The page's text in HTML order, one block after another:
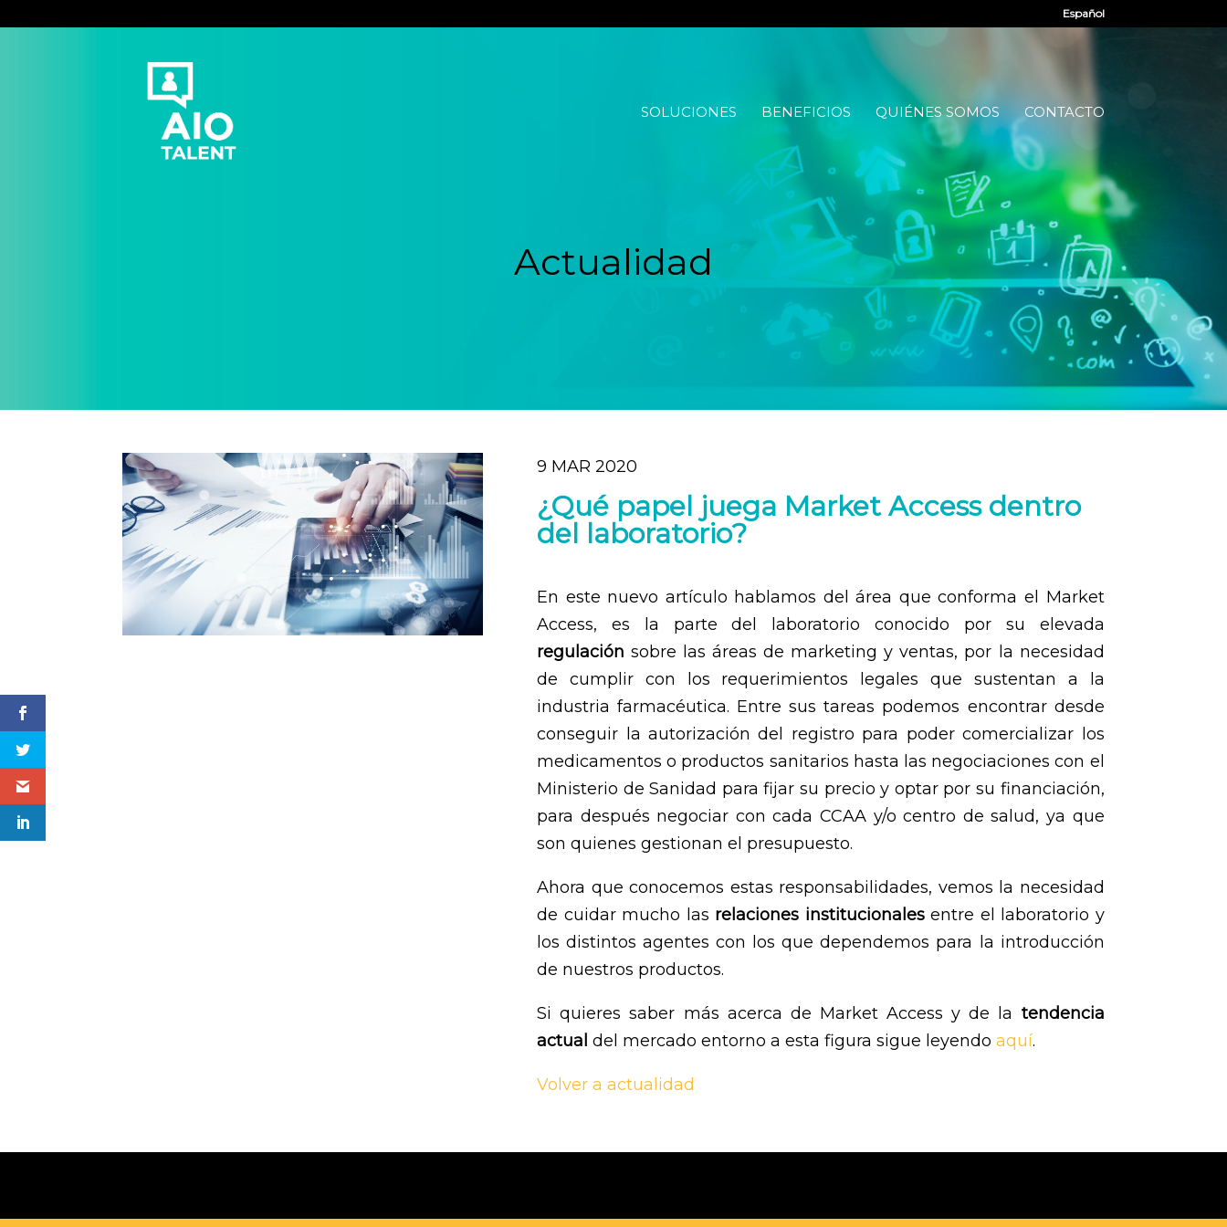
Español
SOLUCIONES BENEFICIOS QUIÉNES SOMOS CONTACTO
Actualidad
9 MAR 2020
¿Qué papel juega Market Access dentro
del laboratorio?
En este nuevo artículo hablamos del área que conforma el Market
Access, es la parte del laboratorio conocido por su elevada
regulación sobre las áreas de marketing y ventas, por la necesidad
de cumplir con los requerimientos legales que sustentan a la
industria farmacéutica. Entre sus tareas podemos encontrar desde
conseguir la autorización del registro para poder comercializar los
medicamentos o productos sanitarios hasta las negociaciones con el
Ministerio de Sanidad para fijar su precio y optar por su financiación,
para después negociar con cada CCAA y/o centro de salud, ya que
son quienes gestionan el presupuesto.
Ahora que conocemos estas responsabilidades, vemos la necesidad
de cuidar mucho las relaciones institucionalesentre el laboratorio y
los distintos agentes con los que dependemos para la introducción
de nuestros productos.
Si quieres saber más acerca de Market Access y de la tendencia
actual del mercado entorno a esta figura sigue leyendoaquí.
Volver a actualidad